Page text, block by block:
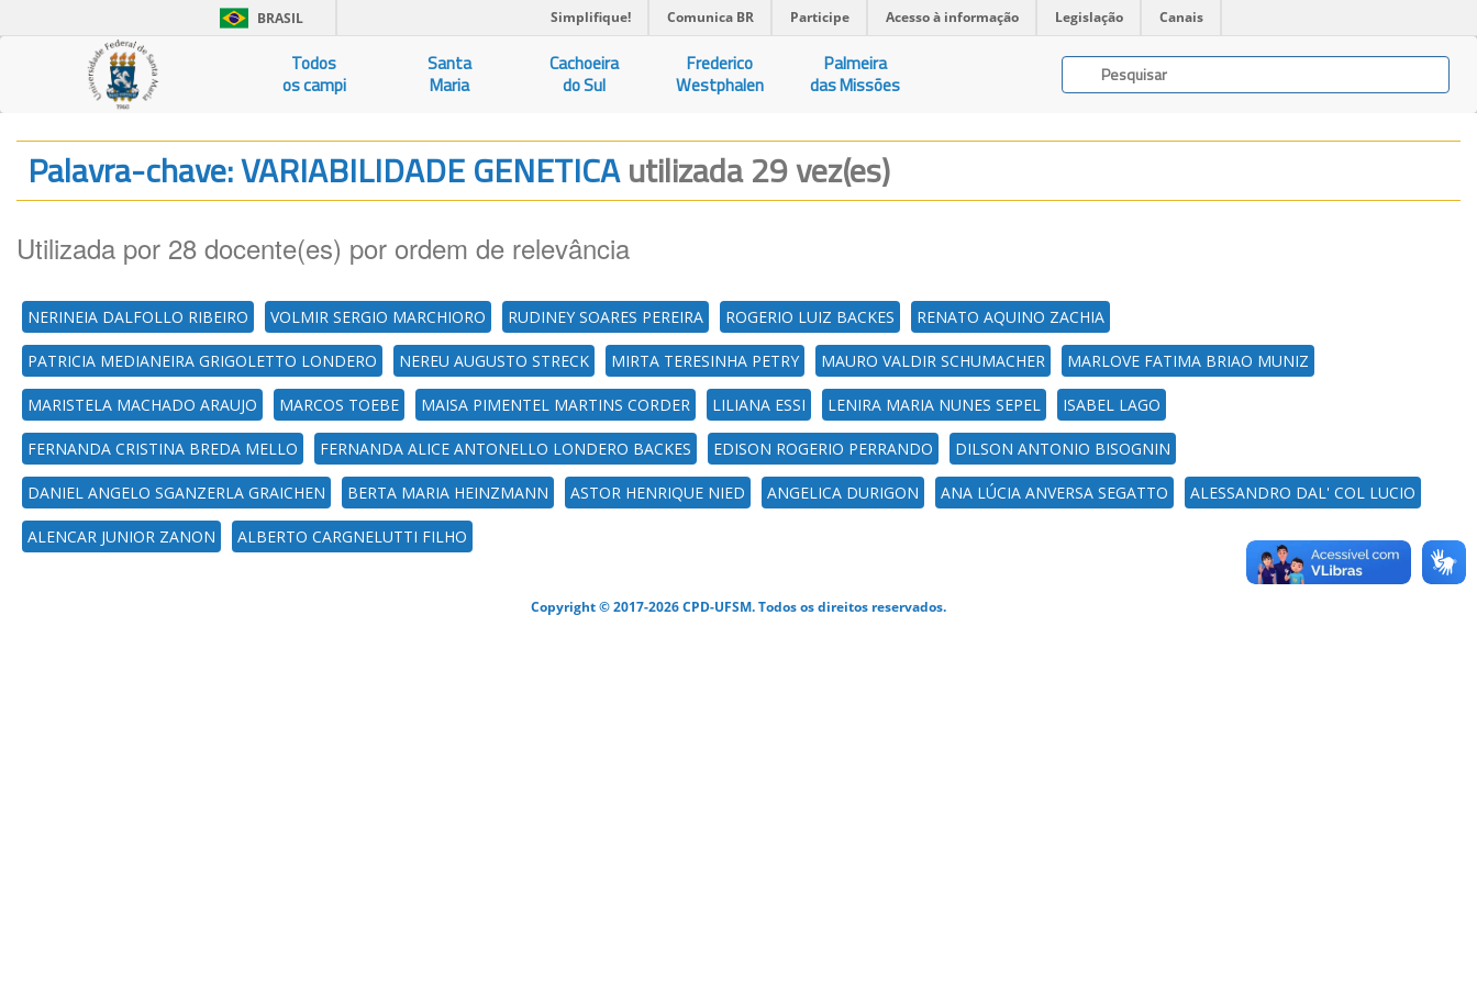
BRASIL Simplifique! Comunica BR Participe Acesso à informação Legislação Canais
Todos
os campi
Santa
Maria
Cachoeira
do Sul
Frederico
Westphalen
Palmeira
das Missões
Palavra-chave: VARIABILIDADE GENETICAutilizada 29 vez(es)
Utilizada por 28 docente(es) por ordem de relevância
NERINEIA DALFOLLO RIBEIRO VOLMIR SERGIO MARCHIORO RUDINEY SOARES PEREIRA ROGERIO LUIZ BACKES RENATO AQUINO ZACHIA
PATRICIA MEDIANEIRA GRIGOLETTO LONDERO NEREU AUGUSTO STRECK MIRTA TERESINHA PETRY MAURO VALDIR SCHUMACHER MARLOVE FATIMA BRIAO MUNIZ
MARISTELA MACHADO ARAUJO MARCOS TOEBE MAISA PIMENTEL MARTINS CORDER LILIANA ESSI LENIRA MARIA NUNES SEPEL ISABEL LAGO
FERNANDA CRISTINA BREDA MELLO FERNANDA ALICE ANTONELLO LONDERO BACKES EDISON ROGERIO PERRANDO DILSON ANTONIO BISOGNIN
DANIEL ANGELO SGANZERLA GRAICHEN BERTA MARIA HEINZMANN ASTOR HENRIQUE NIED ANGELICA DURIGON ANA LÚCIA ANVERSA SEGATTO ALESSANDRO DAL' COL LUCIO
ALENCAR JUNIOR ZANON ALBERTO CARGNELUTTI FILHO
Copyright © 2017-2026 CPD-UFSM. Todos os direitos reservados.